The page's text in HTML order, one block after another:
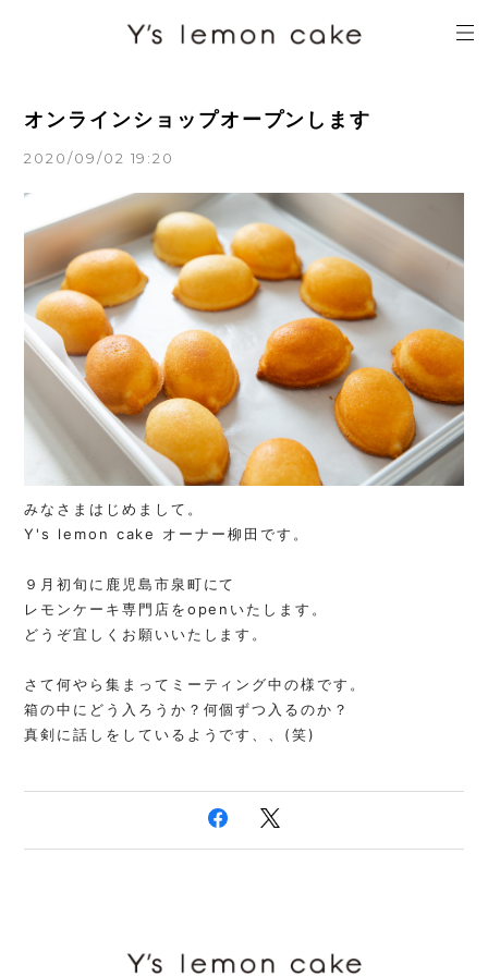
オンラインショップオープンします
2020/09/02 19:20
みなさまはじめまして。
Y's lemon cake オーナー柳田です。
９月初旬に鹿児島市泉町にて
レモンケーキ専門店をopenいたします。
どうぞ宜しくお願いいたします。
さて何やら集まってミーティング中の様です。
箱の中にどう入ろうか？何個ずつ入るのか？
真剣に話しをしているようです、、(笑)